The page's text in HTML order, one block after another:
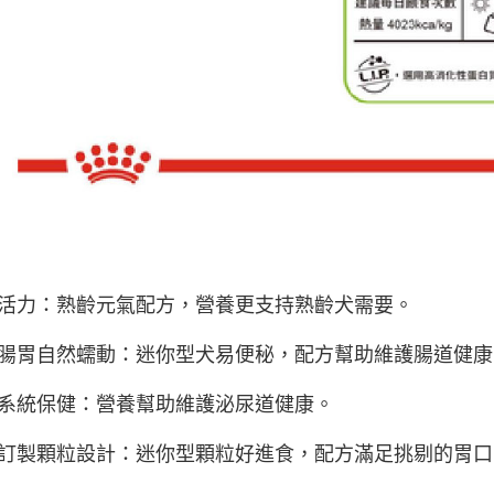
力：熟齡元氣配方，營養更支持熟齡犬需要。
胃自然蠕動：迷你型犬易便秘，配方幫助維護腸道健
統保健：營養幫助維護泌尿道健康。
製顆粒設計：迷你型顆粒好進食，配方滿足挑剔的胃